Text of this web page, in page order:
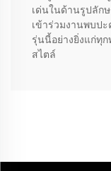
เด่นในด้านรูปลัก
เข้าร่วมงานพบป
รุ่นนี้อย่างยิ่งแก่ทุ
สไตล์